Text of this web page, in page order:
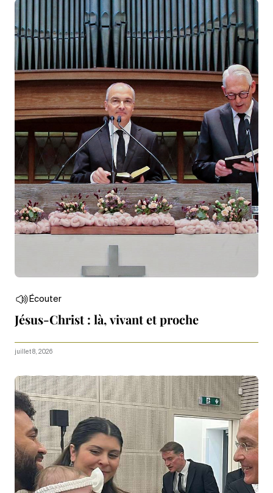
Écouter
Jésus-Christ : là, vivant et proche
juillet 8, 2026